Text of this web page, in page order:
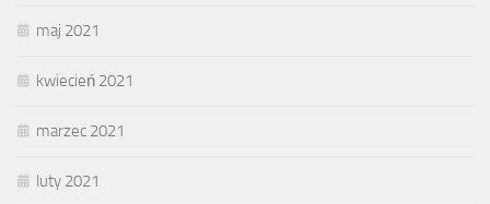
maj 2021
kwiecień 2021
marzec 2021
luty 2021